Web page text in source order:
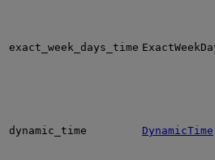
exact_week_days_time
dynamic_time DynamicTime